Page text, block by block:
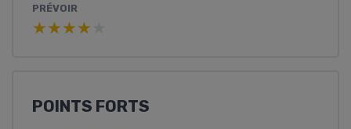
PRÉVOIR
★★★★★
★★★★★
POINTS FORTS